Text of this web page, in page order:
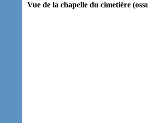
Vue de la chapelle du cimetière